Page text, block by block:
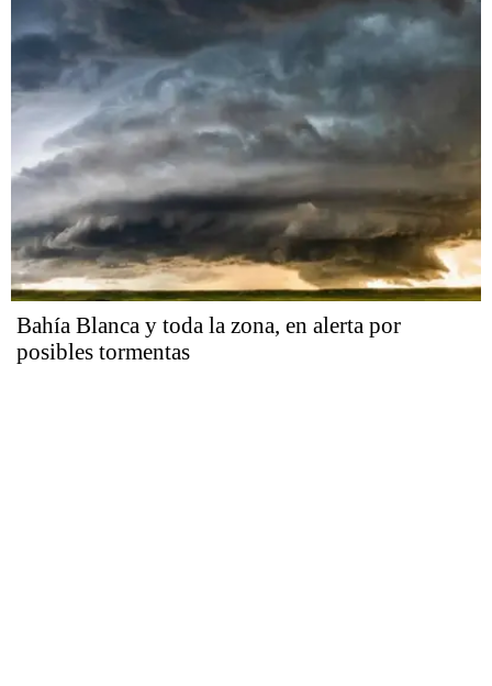
Bahía Blanca y toda la zona, en alerta por
posibles tormentas